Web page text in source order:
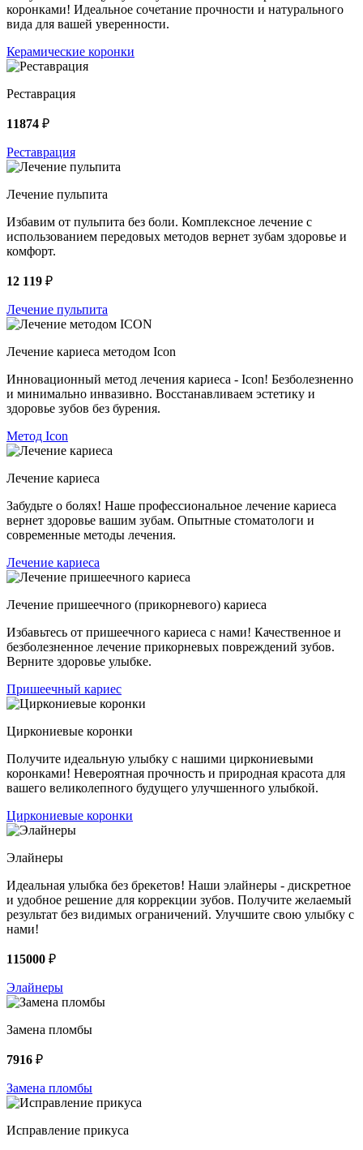
коронками! Идеальное сочетание прочности и натурального
вида для вашей уверенности.
Керамические коронки
Реставрация
11874 ₽
Реставрация
Лечение пульпита
Избавим от пульпита без боли. Комплексное лечение с
использованием передовых методов вернет зубам здоровье и
комфорт.
12 119 ₽
Лечение пульпита
Лечение кариеса методом Icon
Инновационный метод лечения кариеса - Icon! Безболезненно
и минимально инвазивно. Восстанавливаем эстетику и
здоровье зубов без бурения.
Метод Icon
Лечение кариеса
Забудьте о болях! Наше профессиональное лечение кариеса
вернет здоровье вашим зубам. Опытные стоматологи и
современные методы лечения.
Лечение кариеса
Лечение пришеечного (прикорневого) кариеса
Избавьтесь от пришеечного кариеса с нами! Качественное и
безболезненное лечение прикорневых повреждений зубов.
Верните здоровье улыбке.
Пришеечный кариес
Циркониевые коронки
Получите идеальную улыбку с нашими циркониевыми
коронками! Невероятная прочность и природная красота для
вашего великолепного будущего улучшенного улыбкой.
Циркониевые коронки
Элайнеры
Идеальная улыбка без брекетов! Наши элайнеры - дискретное
и удобное решение для коррекции зубов. Получите желаемый
результат без видимых ограничений. Улучшите свою улыбку с
нами!
115000 ₽
Элайнеры
Замена пломбы
7916 ₽
Замена пломбы
Исправление прикуса